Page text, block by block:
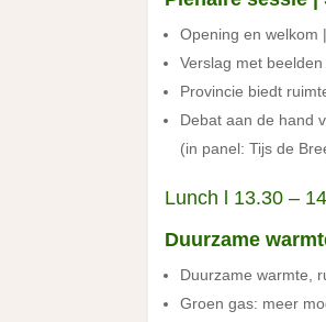
Opening en welkom
Verslag met
Provincie biedt
Debat aan de hand
(in panel: Tijs de
Lunch l 13.30 –
Duurzame
Duurzame warmte,
Groen gas: meer